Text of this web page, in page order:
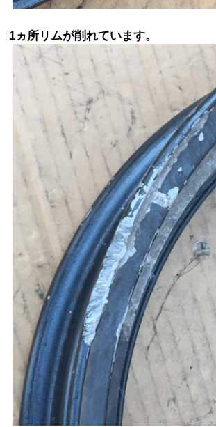
1ヵ所リムが削れています。